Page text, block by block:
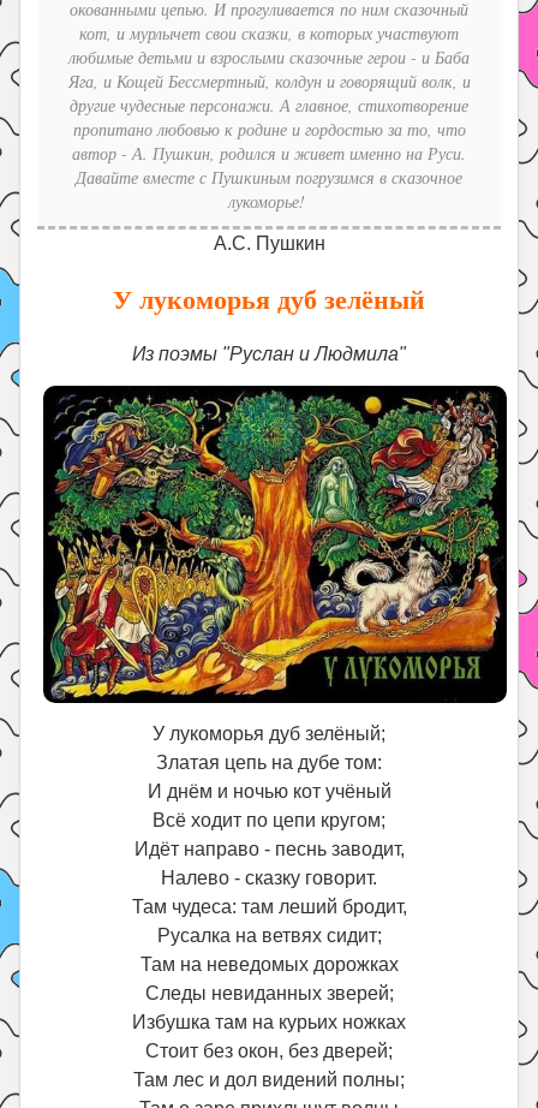
окованными цепью. И прогуливается по ним сказочный
кот, и мурлычет свои сказки, в которых участвуют
любимые детьми и взрослыми сказочные герои - и Баба
Яга, и Кощей Бессмертный, колдун и говорящий волк, и
другие чудесные персонажи. А главное, стихотворение
пропитано любовью к родине и гордостью за то, что
автор - А. Пушкин, родился и живет именно на Руси.
Давайте вместе с Пушкиным погрузимся в сказочное
лукоморье!
А.С. Пушкин
У лукоморья дуб зелёный
Из поэмы "Руслан и Людмила"
У лукоморья дуб зелёный;
Златая цепь на дубе том:
И днём и ночью кот учёный
Всё ходит по цепи кругом;
Идёт направо - песнь заводит,
Налево - сказку говорит.
Там чудеса: там леший бродит,
Русалка на ветвях сидит;
Там на неведомых дорожках
Следы невиданных зверей;
Избушка там на курьих ножках
Стоит без окон, без дверей;
Там лес и дол видений полны;